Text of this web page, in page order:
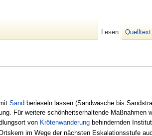
Sand berieseln lassen (Sandwäsche bis
Für weitere schönheitserhaltende Maßnahmen
von Krötenwanderung behindernden
im Wege der nächsten Eskalationsstufe
Lesen